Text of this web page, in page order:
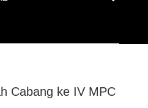
Cabang ke IV MPC